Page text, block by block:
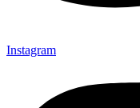
Instagram